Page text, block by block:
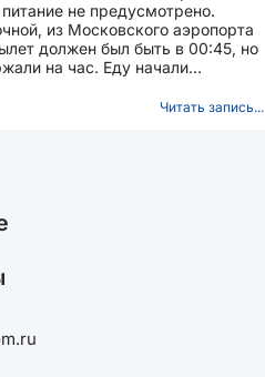
не предусмотрено.
из Московского аэропорта
должен был быть в 00:45, но
на час. Еду начали
Читать запись...